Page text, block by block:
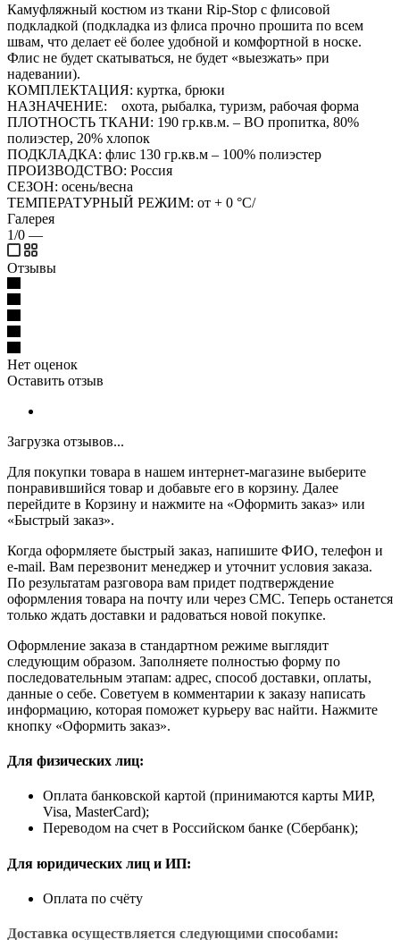
Камуфляжный костюм из ткани Rip-Stop с флисовой
подкладкой (подкладка из флиса прочно прошита по всем
швам, что делает её более удобной и комфортной в носке.
Флис не будет скатываться, не будет «выезжать» при
надевании).
КОМПЛЕКТАЦИЯ: куртка, брюки
НАЗНАЧЕНИЕ: охота, рыбалка, туризм, рабочая форма
ПЛОТНОСТЬ ТКАНИ: 190 гр.кв.м. – ВО пропитка, 80%
полиэстер, 20% хлопок
ПОДКЛАДКА: флис 130 гр.кв.м – 100% полиэстер
ПРОИЗВОДСТВО: Россия
СЕЗОН: осень/весна
ТЕМПЕРАТУРНЫЙ РЕЖИМ: от + 0 °C/
Галерея
1/0 —
Отзывы
Нет оценок
Оставить отзыв
Загрузка отзывов...
Для покупки товара в нашем интернет-магазине выберите
понравившийся товар и добавьте его в корзину. Далее
перейдите в Корзину и нажмите на «Оформить заказ» или
«Быстрый заказ».
Когда оформляете быстрый заказ, напишите ФИО, телефон и
e-mail. Вам перезвонит менеджер и уточнит условия заказа.
По результатам разговора вам придет подтверждение
оформления товара на почту или через СМС. Теперь останется
только ждать доставки и радоваться новой покупке.
Оформление заказа в стандартном режиме выглядит
следующим образом. Заполняете полностью форму по
последовательным этапам: адрес, способ доставки, оплаты,
данные о себе. Советуем в комментарии к заказу написать
информацию, которая поможет курьеру вас найти. Нажмите
кнопку «Оформить заказ».
Для физических лиц:
Оплата банковской картой (принимаются карты МИР,
Visa, MasterCard);
Переводом на счет в Российском банке (Сбербанк);
Для юридических лиц и ИП:
Оплата по счёту
Доставка осуществляется следующими способами: